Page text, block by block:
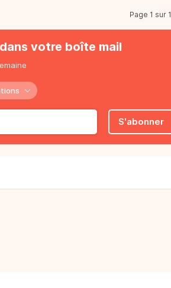
Page 1 sur 1
votre boîte mail
S'abonner